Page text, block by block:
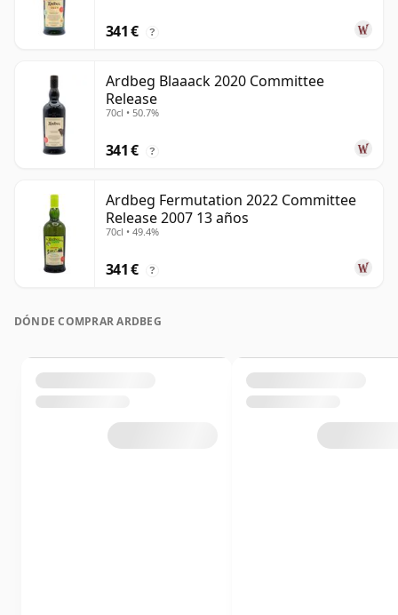
341 € ?
Ardbeg Blaaack 2020 Committee
Release
70cl • 50.7%
341 € ?
Ardbeg Fermutation 2022 Committee
Release 2007 13 años
70cl • 49.4%
341 € ?
DÓNDE COMPRAR ARDBEG